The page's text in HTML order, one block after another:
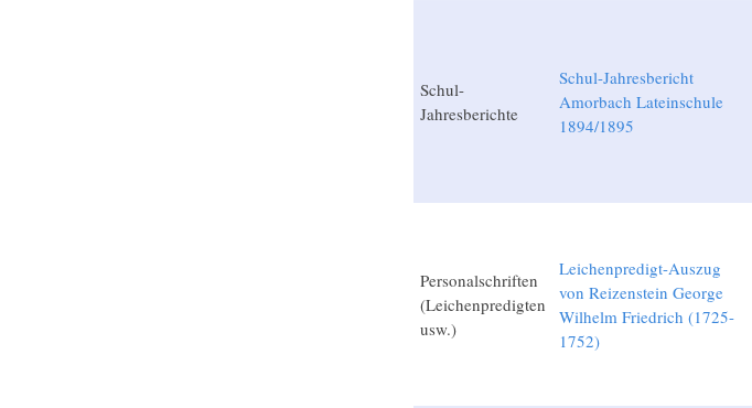
Schul-
Jahresberichte
Schul-Jahresbericht
Amorbach Lateinschule
1894/1895
Personalschriften
(Leichenpredigten
usw.)
Leichenpredigt-Auszug
von Reizenstein George
Wilhelm Friedrich (1725-
1752)